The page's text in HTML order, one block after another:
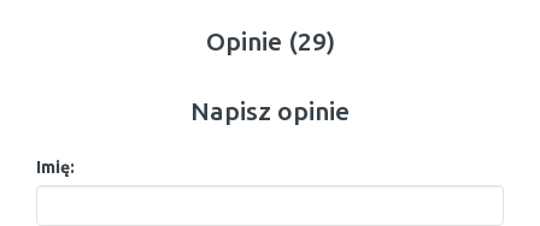
Opinie (29)
Napisz opinie
Imię: